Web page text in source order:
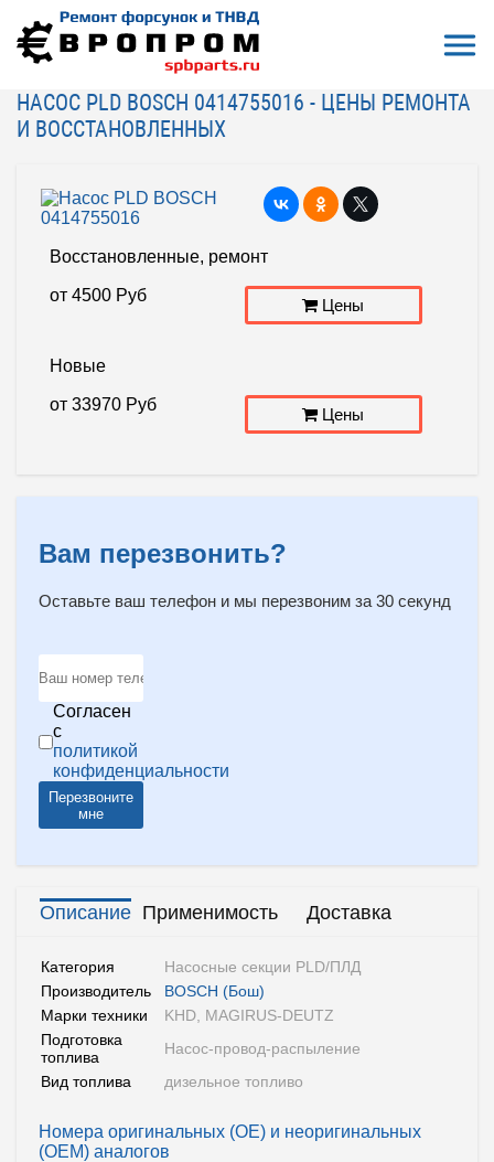
На главную Ремонт, восстановление
Насос PLD BOSCH 0414755016
НАСОС PLD BOSCH 0414755016 - ЦЕНЫ РЕМОНТА
И ВОССТАНОВЛЕННЫХ
Восстановленные, ремонт
от 4500 Руб
Цены
Новые
от 33970 Руб
Цены
Вам перезвонить?
Оставьте ваш телефон и мы перезвоним за 30 секунд
Согласен
с
политикой
конфиденциальности
Перезвоните
мне
Описание Применимость Доставка
Категория
Насосные секции PLD/ПЛД
Производитель
BOSCH (Бош)
Марки техники
KHD, MAGIRUS-DEUTZ
Подготовка
топлива
Насос-провод-распыление
Вид топлива
дизельное топливо
Номера оригинальных (OE) и неоригинальных
(OEM) аналогов